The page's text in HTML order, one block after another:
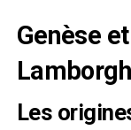
Genèse
Les